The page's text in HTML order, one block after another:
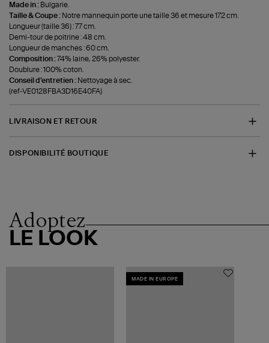
Made in : Bulgarie.
Taille & Coupe : Notre mannequin porte une taille 36 et mesure 172 cm.
Longueur (taille 36) : 77 cm.
Demi-tour de poitrine : 48 cm.
Longueur de manches : 60 cm.
Composition :74% laine, 26% polyester.
Doublure : 100% coton.
Conseil d'entretien : Nettoyage à sec.
(ref-VE0128FBA3D16E40FA)
LIVRAISON ET RETOUR
DISPONIBILITÉ BOUTIQUE
Adoptez
LE LOOK
MADE IN EUROPE